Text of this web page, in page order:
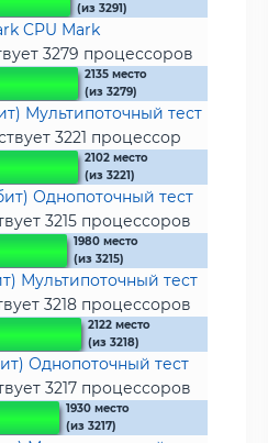
(из 3291)
CPU Mark
3279 процессоров
2135 место
(из 3279)
Мультипоточный тест
3221 процессор
2102 место
(из 3221)
Однопоточный тест
3215 процессоров
1980 место
(из 3215)
Мультипоточный тест
3218 процессоров
2122 место
(из 3218)
Однопоточный тест
3217 процессоров
1930 место
(из 3217)